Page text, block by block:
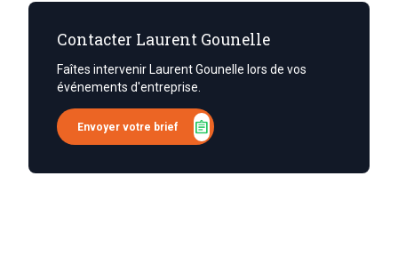
Contacter Laurent Gounelle
Faîtes intervenir Laurent Gounelle lors de vos
événements d'entreprise.
Envoyer votre brief assignment